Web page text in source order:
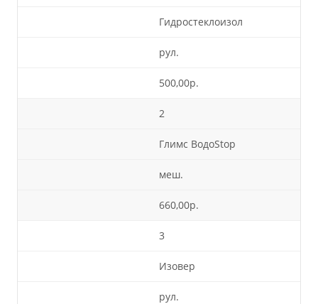
Гидростеклоизол
рул.
500,00р.
2
Глимс ВодоStop
меш.
660,00р.
3
Изовер
рул.